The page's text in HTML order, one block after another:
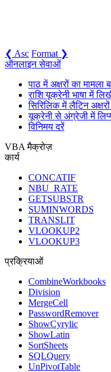
❮ Asc Format ❯
ऑनलाइन सेवाओं
पाठ में अक्षरों का मामला
राशि यूक्रेनी भाषा में
सिरिलिक में लैटिन
यूक्रेनी से अंग्रेजी में
विनिमय दरें
VBA मैक्रोज़
कार्य
CONCATIF
NBU_RATE
GETSUBSTR
SUMINWORDS
TRANSLIT
VLOOKUP2
VLOOKUP3
प्रक्रियाओं
CombineWorkbooks
Division
MergeCell
PasswordRemover
ShowCyrylic
ShowLatin
SortSheets
SQLQuery
UnPivotTable